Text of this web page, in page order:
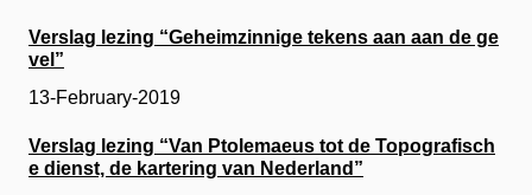
Verslag lezing “Geheimzinnige tekens aan aan de ge
vel”
13-February-2019
Verslag lezing “Van Ptolemaeus tot de Topografisch
e dienst, de kartering van Nederland”